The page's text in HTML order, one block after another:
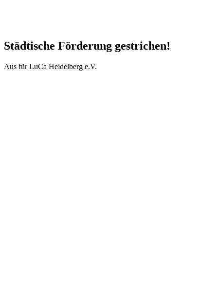
Städtische Förderung gestrichen!
Aus für LuCa Heidelberg e.V.